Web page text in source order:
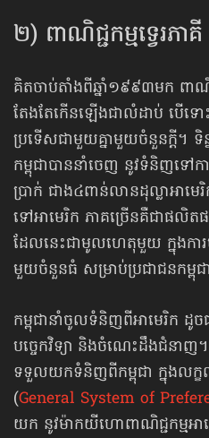
២) ពាណិជ្ជកម្មទ្វេរភាគី
គិតចាប់តាំងពីឆ្នាំ១៩៩៣មក ពាណិជ្
តែងតែកើនឡើងជាលំដាប់ បើទោ
ប្រទើស​ជាមួយគ្នា​មួយចំនួនក្តី។ ទិ
កម្ពុជាបាននាំចេញ នូវ​ទំនិញទៅក
ប្រាក់ ជាង៤ពាន់​លានដុល្លា​អាម
ទៅអាមេរិក ភាគច្រើន​គឺជា​ផលិ
ដែលនេះជាមូលហេតុមួយ ក្នុងការប
មួយចំនួនធំ សម្រាប់ប្រជាជនកម្ពុជ
កម្ពុជានាំចូលទំនិញពីអាមេរិក ដូចជ
បច្ចេកវិទ្យា និងចំណេះដឹងជំនាញ។
ទទួល​យកទំនិញ​ពីកម្ពុជា ក្នុងលក្
(General System of
យក នូវម៉ាកយីហោ​ពាណិជ្ជកម្ម​អាម